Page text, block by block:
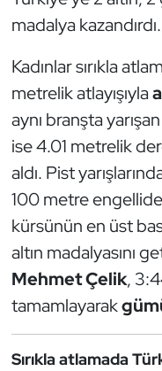
madalya kazandırdı.
Kadınlar sırıkla
metrelik atlayışıyla
aynı branşta yarışan
ise 4.01 metrelik
aldı. Pist
100 metre engellide
kürsünün en üst
altın madalyasını
Mehmet Çelik,
tamamlayarak
Sırıkla atlamada
Golf
Güreş
Halter
Hava Sporları
Hentbol
İşitme Engelli
Judo ve Kuraş
Kano ve Rafting